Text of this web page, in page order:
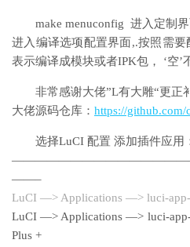
make menuconfig 进入定制
进入编译选项配置界面,.按照需要
表示编译成模块或者IPK包， ‘空’
非常感谢大佬”L有大雕“更正
大佬源码仓库： https://
选择LuCI 配置 添加插件应用
——–
LuCI —> Applications —> luci-
LuCI —> Applications —> luci-
Plus +